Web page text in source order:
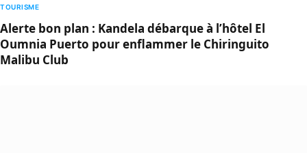
TOURISME
Alerte bon plan : Kandela débarque à l’hôtel El
Oumnia Puerto pour enflammer le Chiringuito
Malibu Club